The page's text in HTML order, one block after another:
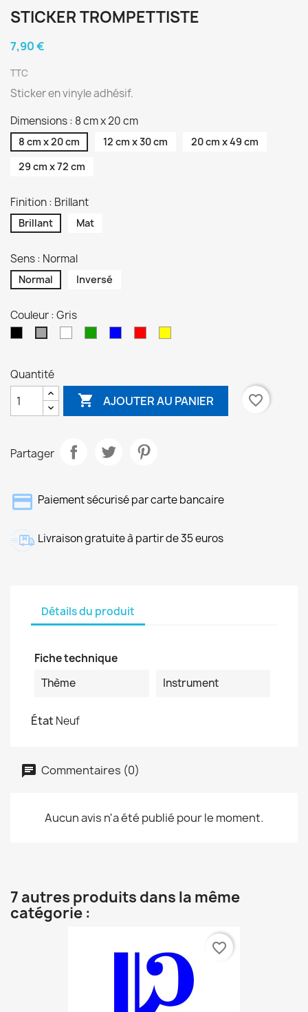
STICKER TROMPETTISTE
7,90 €
TTC
Sticker en vinyle adhésif.
Dimensions : 8 cm x 20 cm
8 cm x 20 cm 12 cm x 30 cm
20 cm x 49 cm
29 cm x 72 cm
Finition : Brillant
Brillant Mat
Sens : Normal
Normal Inversé
Couleur : Gris
Quantité
 AJOUTER AU PANIER favorite_border
Partager
Paiement sécurisé par carte bancaire
Livraison gratuite à partir de 35 euros
Détails du produit
Fiche technique
Thème
Instrument
ÉtatNeuf
Commentaires (0)
Aucun avis n'a été publié pour le moment.
7 autres produits dans la même
catégorie :
favorite_border